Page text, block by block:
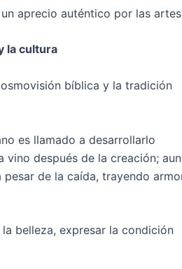
aprecio auténtico por las
la cultura
bíblica y la tradición
es llamado a desarrollarlo
después de la creación;
de la caída, trayendo
belleza, expresar la condición